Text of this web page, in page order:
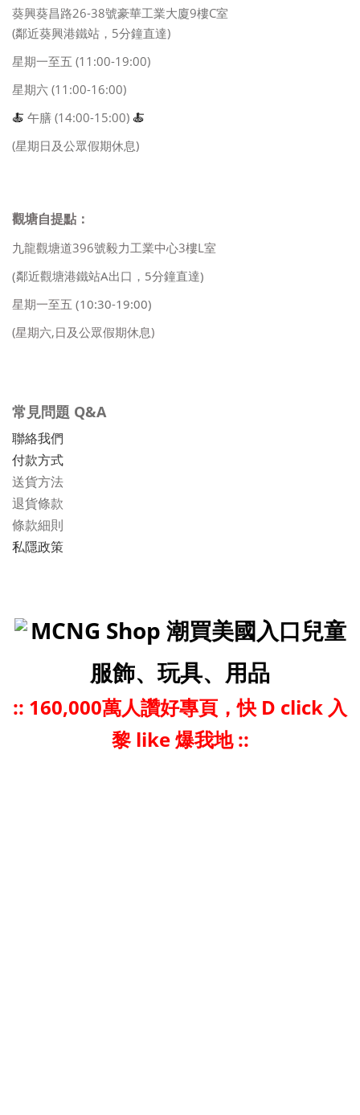
葵興葵昌路26-38號豪華工業大廈9樓C室
(鄰近葵興港鐵站，5分鐘直達)
星期一至五 (11:00-19:00)
星期六 (11:00-16:00)
🍝 午膳 (14:00-15:00) 🍝
(星期日及公眾假期休息)
觀塘自提點：
九龍觀塘道396號毅力工業中心3樓L室
(鄰近觀塘港鐵站A出口，5分鐘直達)
星期一至五 (10:30-19:00)
(星期六,日及公眾假期休息)
常見問題 Q&A
聯絡我們
付款方式
送貨方法
退貨條款
條款細則
私隱政策
MCNG Shop 潮買美國入口兒童
服飾、玩具、用品
:: 160,000萬人讚好專頁，快 D click 入
黎 like 爆我地 ::